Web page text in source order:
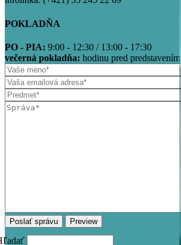
POKLADŇA
PO - PIA: 9:00 - 12:30 / 13:00 - 17:30
večerná pokladňa: hodinu pred predstavením